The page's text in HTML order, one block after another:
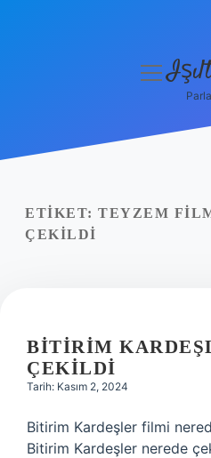
Yasal Uyarı
menüyü
ETIKET: TEYZEM
ÇEKILDI
BITIRIM
ÇEKILDI
Tarih: Kasım 2, 2024
Bitirim Kardeşler filmi
Bitirim Kardeşler nerede